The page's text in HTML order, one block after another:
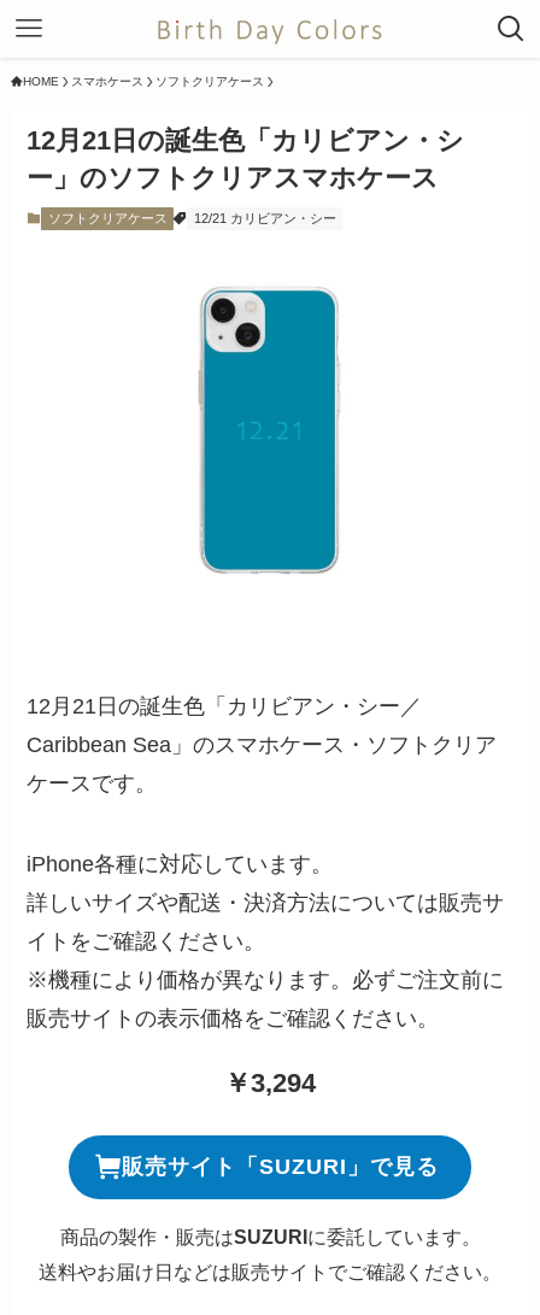
HOME スマホケース ソフトクリアケース
12月21日の誕生色「カリビアン・シ
ー」のソフトクリアスマホケース
ソフトクリアケース 12/21 カリビアン・シー
12月21日の誕生色「カリビアン・シー／
Caribbean Sea」のスマホケース・ソフトクリア
ケースです。
iPhone各種に対応しています。
詳しいサイズや配送・決済方法については販売サ
イトをご確認ください。
※機種により価格が異なります。必ずご注文前に
販売サイトの表示価格をご確認ください。
￥3,294
販売サイト「SUZURI」で見る
商品の製作・販売はSUZURI に委託しています。
送料やお届け日などは販売サイトでご確認ください。